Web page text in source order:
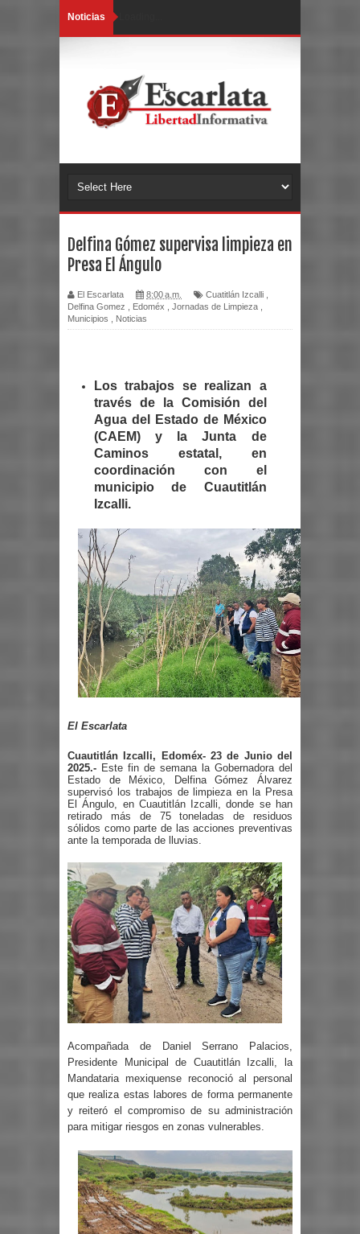
Noticias
Delfina Gómez supervisa limpieza en
Presa El Ángulo
El Escarlata 8:00 a.m. Cuatitlán Izcalli
Delfina Gomez
Edoméx Jornadas de Limpieza
Municipios
Noticias
Los trabajos se realizan a
través de la Comisión del
Agua del Estado de México
(CAEM) y la Junta de
Caminos estatal, en
coordinación con el
municipio de Cuautitlán
Izcalli.
El Escarlata
Cuautitlán Izcalli, Edoméx- 23 de Junio del
2025.- Este fin de semana la Gobernadora del
Estado de México, Delfina Gómez Álvarez
supervisó los trabajos de limpieza en la Presa
El Ángulo, en Cuautitlán Izcalli, donde se han
retirado más de 75 toneladas de residuos
sólidos como parte de las acciones preventivas
ante la temporada de lluvias.
Acompañada de Daniel Serrano Palacios,
Presidente Municipal de Cuautitlán Izcalli, la
Mandataria mexiquense reconoció al personal
que realiza estas labores de forma permanente
y reiteró el compromiso de su administración
para mitigar riesgos en zonas vulnerables.